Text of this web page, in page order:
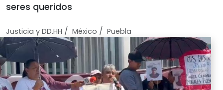
seres queridos
Justicia y DD.HH / México / Puebla